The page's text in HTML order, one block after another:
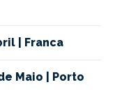
| Franca
Maio | Porto